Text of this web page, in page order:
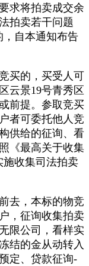
求将拍卖成交余
拍卖若干问题
，自本通知布告
买的，买受人可
云景19号青秀区
前提。参取竞买
者可委托他人竞
供给的征询、看
《最高关于收集
施收集司法拍卖
，本标的物竞
，征询收集拍卖
限公司，看样实
结的金从动转入
定、贷款征询-